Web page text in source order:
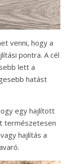
venni, hogy a
pontra. A cél
lett a
hatást
egy hajlított
természetesen
hajlítás a